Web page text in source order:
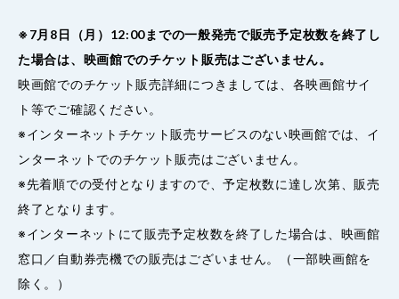
※7月8日（月）12:00までの一般発売で販売予定枚数を終了し
た場合は、映画館でのチケット販売はございません。
映画館でのチケット販売詳細につきましては、各映画館サイ
ト等でご確認ください。
※インターネットチケット販売サービスのない映画館では、イ
ンターネットでのチケット販売はございません。
※先着順での受付となりますので、予定枚数に達し次第、販売
終了となります。
※インターネットにて販売予定枚数を終了した場合は、映画館
窓口／自動券売機での販売はございません。（一部映画館を
除く。）